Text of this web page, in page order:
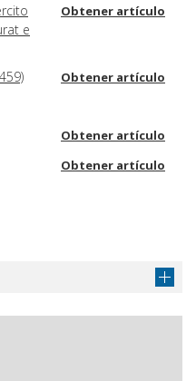
e
Obtener artículo
Obtener artículo
Obtener artículo
Obtener artículo